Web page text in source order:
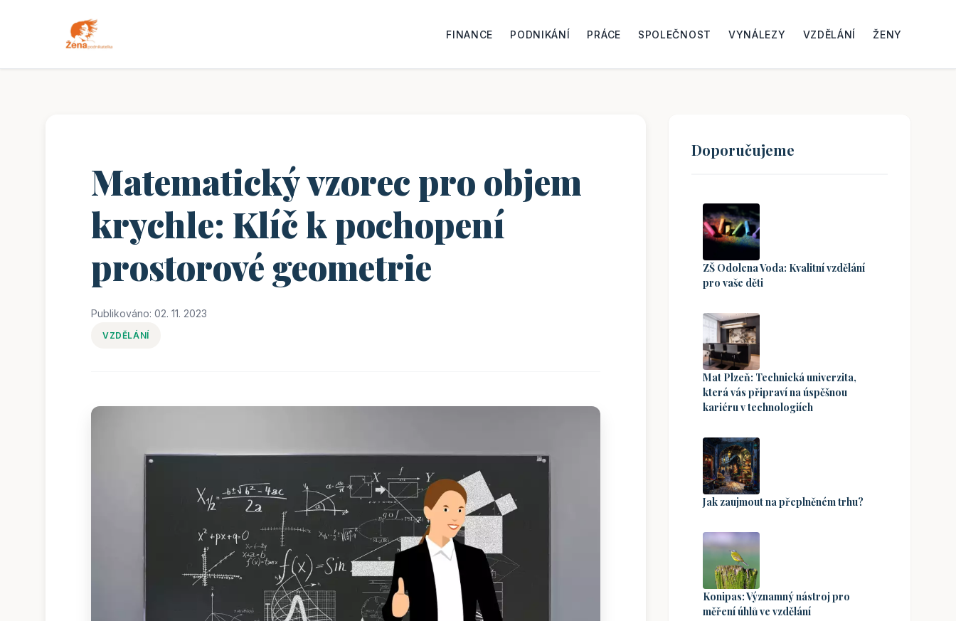
FINANCE PODNIKÁNÍ PRÁCE SPOLEČNOST VYNÁLEZY VZDĚLÁNÍ ŽENY
Matematický vzorec pro objem
krychle: Klíč k pochopení
prostorové geometrie
Publikováno: 02. 11. 2023
VZDĚLÁNÍ
Doporučujeme
ZŠ Odolena Voda: Kvalitní vzdělání
pro vaše děti
Mat Plzeň: Technická univerzita,
která vás připraví na úspěšnou
kariéru v technologiích
Jak zaujmout na přeplněném trhu?
Konipas: Významný nástroj pro
měření úhlů ve vzdělání